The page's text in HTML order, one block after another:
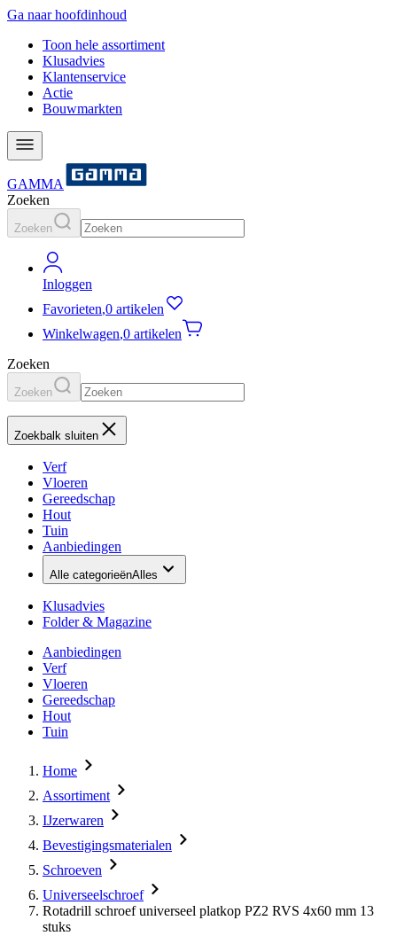
Ga naar hoofdinhoud
Toon hele assortiment
Klusadvies
Klantenservice
Actie
Bouwmarkten
GAMMA
Zoeken
Zoeken
Inloggen
Favorieten,0 artikelen
Winkelwagen,0 artikelen
Zoeken
Zoeken
Zoekbalk sluiten
Verf
Vloeren
Gereedschap
Hout
Tuin
Aanbiedingen
Alle categorieënAlles
Klusadvies
Folder & Magazine
Aanbiedingen
Verf
Vloeren
Gereedschap
Hout
Tuin
Home
Assortiment
IJzerwaren
Bevestigingsmaterialen
Schroeven
Universeelschroef
Rotadrill schroef universeel platkop PZ2 RVS 4x60 mm 13
stuks